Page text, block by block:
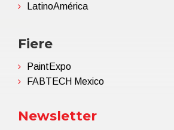
LatinoAmérica
Fiere
PaintExpo
FABTECH Mexico
Newsletter